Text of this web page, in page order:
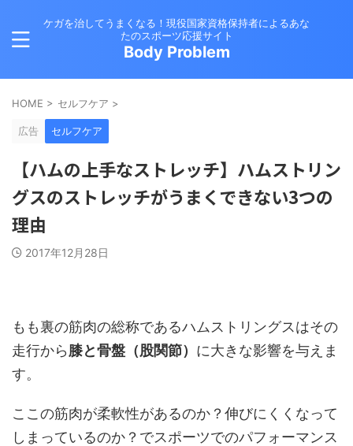
ケガを治してうまくなる！現役国家資格保持者によるあな
たのスポーツ応援サイト
Body Problem
HOME > セルフケア >
広告 セルフケア
【ハムの上手なストレッチ】ハムストリン
グスのストレッチがうまくできない3つの
理由
2017年12月28日
もも裏の筋肉の総称であるハムストリングスはその
走行から膝と骨盤（股関節） に大きな影響を与えま
す。
ここの筋肉が柔軟性があるのか？伸びにくくなって
しまっているのか？でスポーツでのパフォーマンス